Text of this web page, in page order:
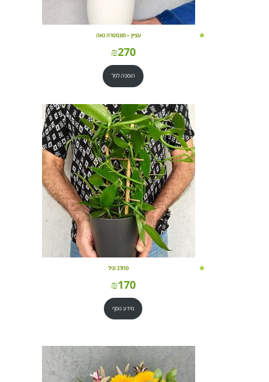
עציץ – מונסטרה נאה
₪270
הוספה לסל
סחלב וניל
₪170
מידע נוסף